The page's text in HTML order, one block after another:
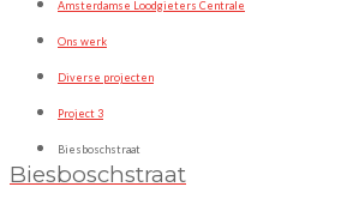
Amsterdamse Loodgieters Centrale
Ons werk
Diverse projecten
Project 3
Biesboschstraat
Biesboschstraat